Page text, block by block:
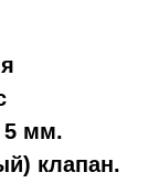
5 мм.
клапан.